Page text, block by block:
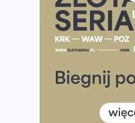
półmaratonem
Już w tę sobotę 35. Bieg
Wystartuje rekordowa
poradnik przed startem
Ile razy w tygodniu biegać?
często biegać, żeby robić